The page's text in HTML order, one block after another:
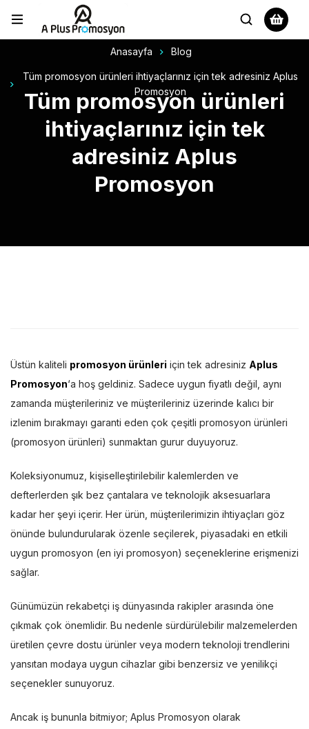
Anasayfa Blog
Tüm promosyon ürünleri ihtiyaçlarınız için tek adresiniz Aplus
Promosyon
Tüm promosyon ürünleri
ihtiyaçlarınız için tek
adresiniz Aplus
Promosyon
Üstün kaliteli promosyon ürünleri için tek adresiniz Aplus
Promosyon‘a hoş geldiniz. Sadece uygun fiyatlı değil, aynı
zamanda müşterileriniz ve müşterileriniz üzerinde kalıcı bir
izlenim bırakmayı garanti eden çok çeşitli promosyon ürünleri
(promosyon ürünleri) sunmaktan gurur duyuyoruz.
Koleksiyonumuz, kişiselleştirilebilir kalemlerden ve
defterlerden şık bez çantalara ve teknolojik aksesuarlara
kadar her şeyi içerir. Her ürün, müşterilerimizin ihtiyaçları göz
önünde bulundurularak özenle seçilerek, piyasadaki en etkili
uygun promosyon (en iyi promosyon) seçeneklerine erişmenizi
sağlar.
Günümüzün rekabetçi iş dünyasında rakipler arasında öne
çıkmak çok önemlidir. Bu nedenle sürdürülebilir malzemelerden
üretilen çevre dostu ürünler veya modern teknoloji trendlerini
yansıtan modaya uygun cihazlar gibi benzersiz ve yenilikçi
seçenekler sunuyoruz.
Ancak iş bununla bitmiyor; Aplus Promosyon olarak